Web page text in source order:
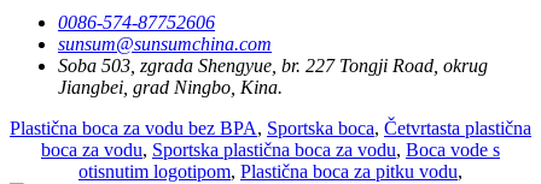
0086-574-87752606
sunsum@sunsumchina.com
Soba 503, zgrada Shengyue, br. 227 Tongji Road, okrug
Jiangbei, grad Ningbo, Kina.
Plastična boca za vodu bez BPA, Sportska boca, Četvrtasta plastična
boca za vodu, Sportska plastična boca za vodu, Boca vode s
otisnutim logotipom, Plastična boca za pitku vodu,